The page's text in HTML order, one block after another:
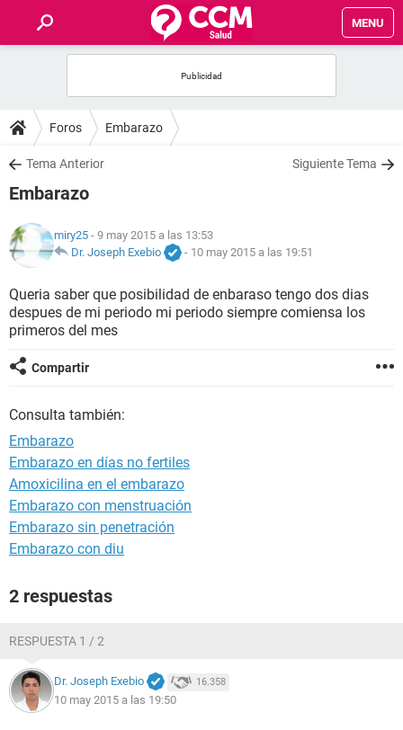
MENU
FOROS
SALUD
NUTRICIÓN
BIENESTAR
Foros Embarazo
Tema Anterior Siguiente Tema
Embarazo
miry25 - 9 may 2015 a las 13:53
Dr. Joseph Exebio
- 10 may 2015 a las 19:51
Queria saber que posibilidad de enbaraso tengo dos dias
despues de mi periodo mi periodo siempre comiensa los
primeros del mes
Compartir
Consulta también:
Embarazo
Embarazo en días no fertiles
Amoxicilina en el embarazo
Embarazo con menstruación
Embarazo sin penetración
Embarazo con diu
2 respuestas
RESPUESTA 1 / 2
Dr. Joseph Exebio 16.358
10 may 2015 a las 19:50